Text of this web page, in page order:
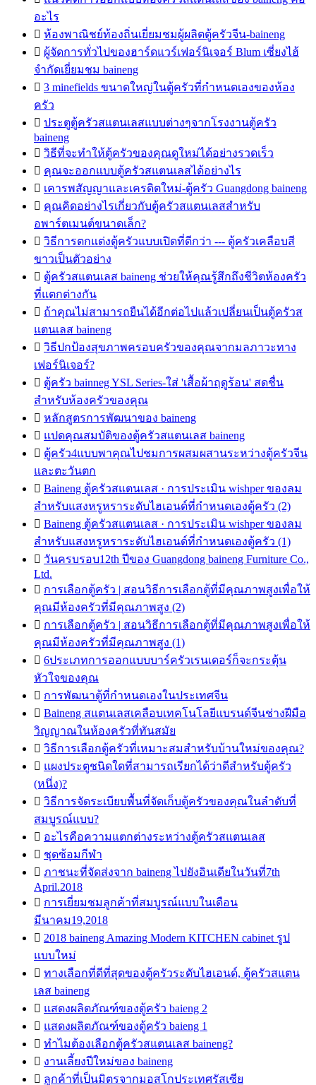
อะไร
 ห้องพาณิชย์ท้องถิ่นเยี่ยมชมผู้ผลิตตู้ครัวจีน-baineng
 ผู้จัดการทั่วไปของฮาร์ดแวร์เฟอร์นิเจอร์ Blum เซี่ยงไฮ้
จำกัดเยี่ยมชม baineng
 3 minefields ขนาดใหญ่ในตู้ครัวที่กำหนดเองของห้อง
ครัว
 ประตูตู้ครัวสแตนเลสแบบต่างๆจากโรงงานตู้ครัว
baineng
 วิธีที่จะทำให้ตู้ครัวของคุณดูใหม่ได้อย่างรวดเร็ว
 คุณจะออกแบบตู้ครัวสแตนเลสได้อย่างไร
 เคารพสัญญาและเครดิตใหม่-ตู้ครัว Guangdong baineng
 คุณคิดอย่างไรเกี่ยวกับตู้ครัวสแตนเลสสำหรับ
อพาร์ตเมนต์ขนาดเล็ก?
 วิธีการตกแต่งตู้ครัวแบบเปิดที่ดีกว่า --- ตู้ครัวเคลือบสี
ขาวเป็นตัวอย่าง
 ตู้ครัวสแตนเลส baineng ช่วยให้คุณรู้สึกถึงชีวิตห้องครัว
ที่แตกต่างกัน
 ถ้าคุณไม่สามารถยืนได้อีกต่อไปแล้วเปลี่ยนเป็นตู้ครัวส
แตนเลส baineng
 วิธีปกป้องสุขภาพครอบครัวของคุณจากมลภาวะทาง
เฟอร์นิเจอร์?
 ตู้ครัว bainneg YSL Series-ใส่ 'เสื้อผ้าฤดูร้อน' สดชื่น
สำหรับห้องครัวของคุณ
 หลักสูตรการพัฒนาของ baineng
 แปดคุณสมบัติของตู้ครัวสแตนเลส baineng
 ตู้ครัว4แบบพาคุณไปชมการผสมผสานระหว่างตู้ครัวจีน
และตะวันตก
 Baineng ตู้ครัวสแตนเลส · การประเมิน wishper ของลม
สำหรับแสงหรูหราระดับไฮเอนด์ที่กำหนดเองตู้ครัว (2)
 Baineng ตู้ครัวสแตนเลส · การประเมิน wishper ของลม
สำหรับแสงหรูหราระดับไฮเอนด์ที่กำหนดเองตู้ครัว (1)
 วันครบรอบ12th ปีของ Guangdong baineng Furniture Co.,
Ltd.
 การเลือกตู้ครัว | สอนวิธีการเลือกตู้ที่มีคุณภาพสูงเพื่อให้
คุณมีห้องครัวที่มีคุณภาพสูง (2)
 การเลือกตู้ครัว | สอนวิธีการเลือกตู้ที่มีคุณภาพสูงเพื่อให้
คุณมีห้องครัวที่มีคุณภาพสูง (1)
 6ประเภทการออกแบบบาร์ครัวเรนเดอร์ก็จะกระตุ้น
หัวใจของคุณ
 การพัฒนาตู้ที่กำหนดเองในประเทศจีน
 Baineng สแตนเลสเคลือบเทคโนโลยีแบรนด์จีนช่างฝีมือ
วิญญาณในห้องครัวที่ทันสมัย
 วิธีการเลือกตู้ครัวที่เหมาะสมสำหรับบ้านใหม่ของคุณ?
 แผงประตูชนิดใดที่สามารถเรียกได้ว่าดีสำหรับตู้ครัว
(หนึ่ง)?
 วิธีการจัดระเบียบพื้นที่จัดเก็บตู้ครัวของคุณในลำดับที่
สมบูรณ์แบบ?
 อะไรคือความแตกต่างระหว่างตู้ครัวสแตนเลส
 ชุดซ้อมกีฬา
 ภาชนะที่จัดส่งจาก baineng ไปยังอินเดียในวันที่7th
April.2018
 การเยี่ยมชมลูกค้าที่สมบูรณ์แบบในเดือน
มีนาคม19,2018
 2018 baineng Amazing Modern KITCHEN cabinet รูป
แบบใหม่
 ทางเลือกที่ดีที่สุดของตู้ครัวระดับไฮเอนด์, ตู้ครัวสแตน
เลส baineng
 แสดงผลิตภัณฑ์ของตู้ครัว baieng 2
 แสดงผลิตภัณฑ์ของตู้ครัว baieng 1
 ทำไมต้องเลือกตู้ครัวสแตนเลส baineng?
 งานเลี้ยงปีใหม่ของ baineng
 ลูกค้าที่เป็นมิตรจากมอสโกประเทศรัสเซีย